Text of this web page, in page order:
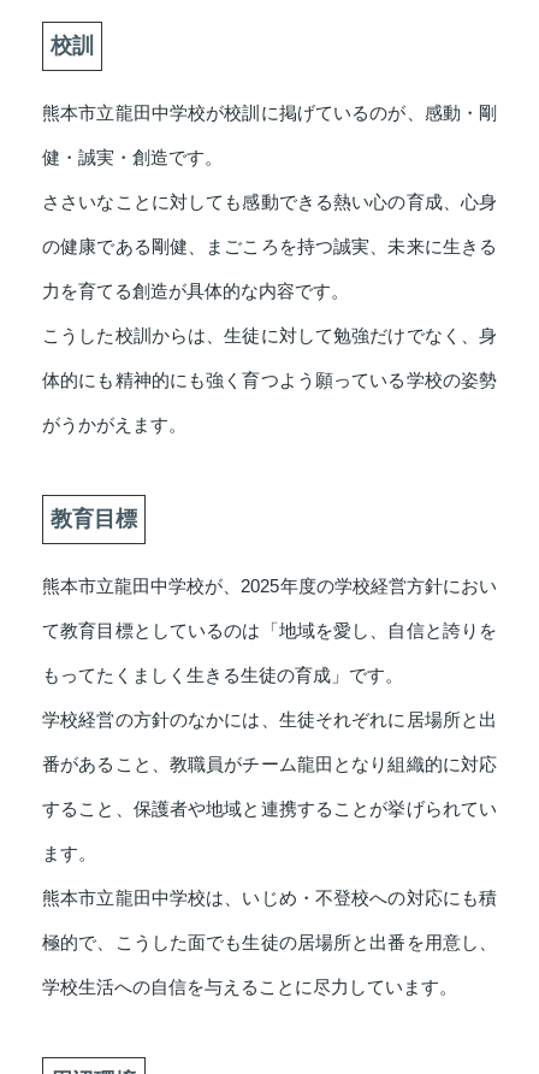
校訓
熊本市立龍田中学校が校訓に掲げているのが、感動・剛
健・誠実・創造です。
ささいなことに対しても感動できる熱い心の育成、心身
の健康である剛健、まごころを持つ誠実、未来に生きる
力を育てる創造が具体的な内容です。
こうした校訓からは、生徒に対して勉強だけでなく、身
体的にも精神的にも強く育つよう願っている学校の姿勢
がうかがえます。
教育目標
熊本市立龍田中学校が、2025年度の学校経営方針におい
て教育目標としているのは「地域を愛し、自信と誇りを
もってたくましく生きる生徒の育成」です。
学校経営の方針のなかには、生徒それぞれに居場所と出
番があること、教職員がチーム龍田となり組織的に対応
すること、保護者や地域と連携することが挙げられてい
ます。
熊本市立龍田中学校は、いじめ・不登校への対応にも積
極的で、こうした面でも生徒の居場所と出番を用意し、
学校生活への自信を与えることに尽力しています。